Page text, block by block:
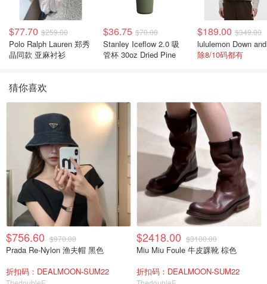
$77.70 $259.00
Polo Ralph Lauren 郑秀
晶同款 亚麻衬衫
$36.75 $70.00
Stanley Iceflow 2.0 吸
管杯 30oz Dried Pine
$189.00 $349.00
除8/10码都有
猜你喜欢
$756.60 $970.00
Prada Re-Nylon 渔夫帽 黑色
折扣码：DEALMOON-SUM22
$2418.00 $3100.00
Miu Miu Foule 牛皮踝靴 棕色
折扣码：DEALMOON-SUM22